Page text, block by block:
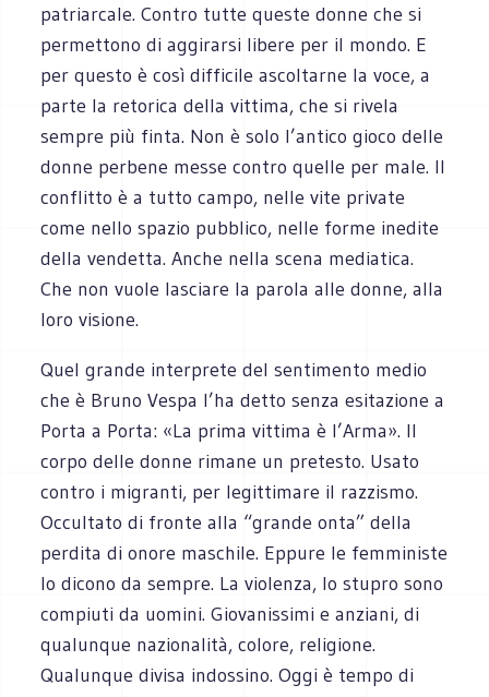
patriarcale. Contro tutte queste donne che si
permettono di aggirarsi libere per il mondo. E
per questo è così difficile ascoltarne la voce, a
parte la retorica della vittima, che si rivela
sempre più finta. Non è solo l’antico gioco delle
donne perbene messe contro quelle per male. Il
conflitto è a tutto campo, nelle vite private
come nello spazio pubblico, nelle forme inedite
della vendetta. Anche nella scena mediatica.
Che non vuole lasciare la parola alle donne, alla
loro visione.
Quel grande interprete del sentimento medio
che è Bruno Vespa l’ha detto senza esitazione a
Porta a Porta: «La prima vittima è l’Arma». Il
corpo delle donne rimane un pretesto. Usato
contro i migranti, per legittimare il razzismo.
Occultato di fronte alla “grande onta” della
perdita di onore maschile. Eppure le femministe
lo dicono da sempre. La violenza, lo stupro sono
compiuti da uomini. Giovanissimi e anziani, di
qualunque nazionalità, colore, religione.
Qualunque divisa indossino. Oggi è tempo di